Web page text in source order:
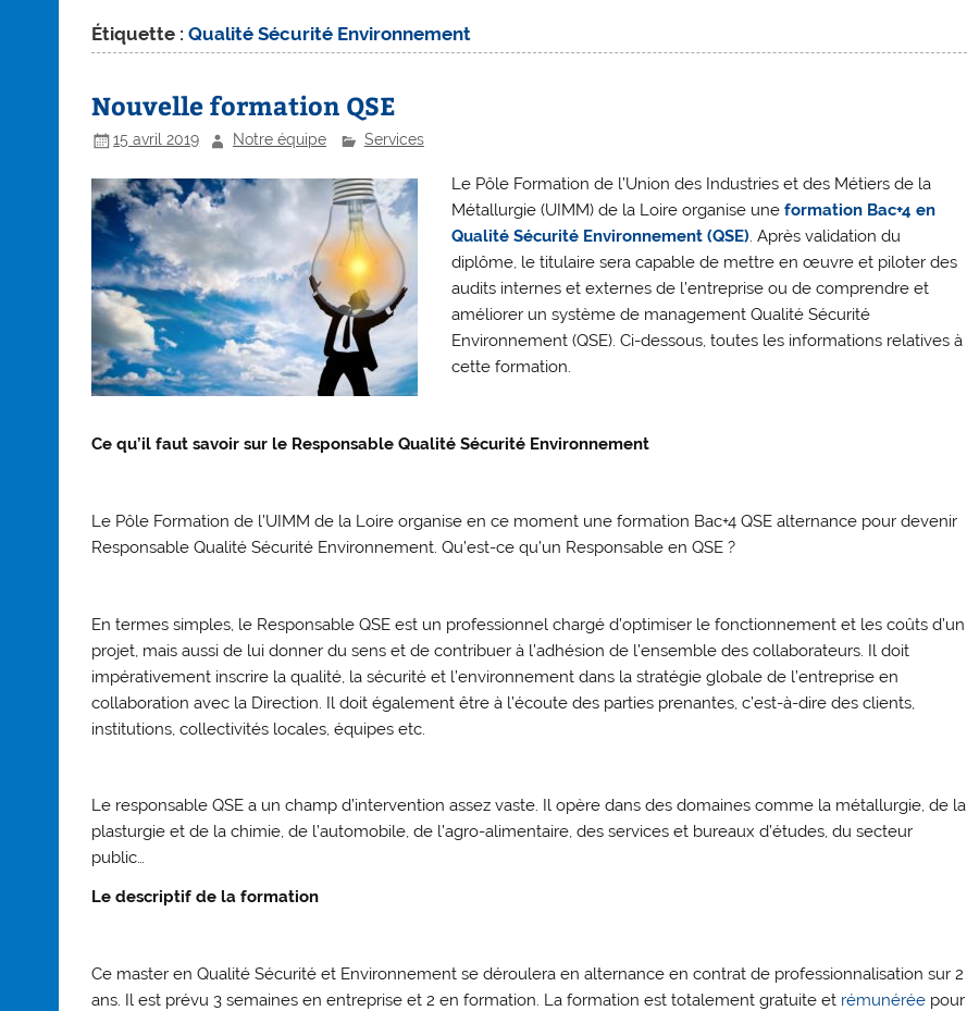
Étiquette :Qualité Sécurité Environnement
Nouvelle formation QSE
15 avril 2019 Notre équipe Services
Le Pôle Formation de l’Union des Industries et des Métiers de la
Métallurgie (UIMM) de la Loire organise une formation Bac+4 en
Qualité Sécurité Environnement (QSE). Après validation du
diplôme, le titulaire sera capable de mettre en œuvre et piloter des
audits internes et externes de l’entreprise ou de comprendre et
améliorer un système de management Qualité Sécurité
Environnement (QSE). Ci-dessous, toutes les informations relatives à
cette formation.
Ce qu’il faut savoir sur le Responsable Qualité Sécurité Environnement
Le Pôle Formation de l’UIMM de la Loire organise en ce moment une formation Bac+4 QSE alternance pour devenir
Responsable Qualité Sécurité Environnement. Qu’est-ce qu’un Responsable en QSE ?
En termes simples, le Responsable QSE est un professionnel chargé d’optimiser le fonctionnement et les coûts d’un
projet, mais aussi de lui donner du sens et de contribuer à l’adhésion de l’ensemble des collaborateurs. Il doit
impérativement inscrire la qualité, la sécurité et l’environnement dans la stratégie globale de l’entreprise en
collaboration avec la Direction. Il doit également être à l’écoute des parties prenantes, c’est-à-dire des clients,
institutions, collectivités locales, équipes etc.
Le responsable QSE a un champ d’intervention assez vaste. Il opère dans des domaines comme la métallurgie, de la
plasturgie et de la chimie, de l’automobile, de l’agro-alimentaire, des services et bureaux d’études, du secteur
public…
Le descriptif de la formation
Ce master en Qualité Sécurité et Environnement se déroulera en alternance en contrat de professionnalisation sur 2
ans. Il est prévu 3 semaines en entreprise et 2 en formation. La formation est totalement gratuite et rémunérée pour